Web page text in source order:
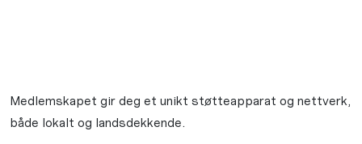
Medlemskapet gir deg et unikt støtteapparat og nettverk,
både lokalt og landsdekkende.